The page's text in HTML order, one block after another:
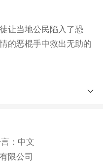
让当地公民陷入了恐
的恶棍手中救出无助的
护城市的安全
：中文
限公司